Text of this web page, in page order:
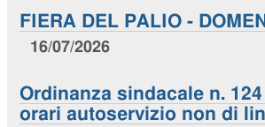
FIERA DEL PALIO -
16/07/2026
Ordinanza sindacale n.
orari autoservizio non di